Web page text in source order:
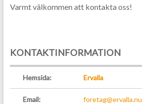
Varmt välkommen att kontakta oss!
KONTAKTINFORMATION
Hemsida: Ervalla
Email: foretag@ervalla.nu